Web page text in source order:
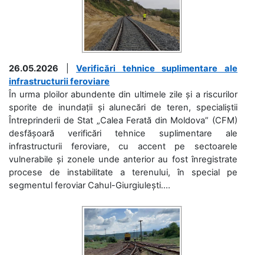
26.05.2026 |Verificări tehnice suplimentare ale
infrastructurii feroviare
În urma ploilor abundente din ultimele zile și a riscurilor
sporite de inundații și alunecări de teren, specialiștii
Întreprinderii de Stat „Calea Ferată din Moldova” (CFM)
desfășoară verificări tehnice suplimentare ale
infrastructurii feroviare, cu accent pe sectoarele
vulnerabile și zonele unde anterior au fost înregistrate
procese de instabilitate a terenului, în special pe
segmentul feroviar Cahul-Giurgiulești....